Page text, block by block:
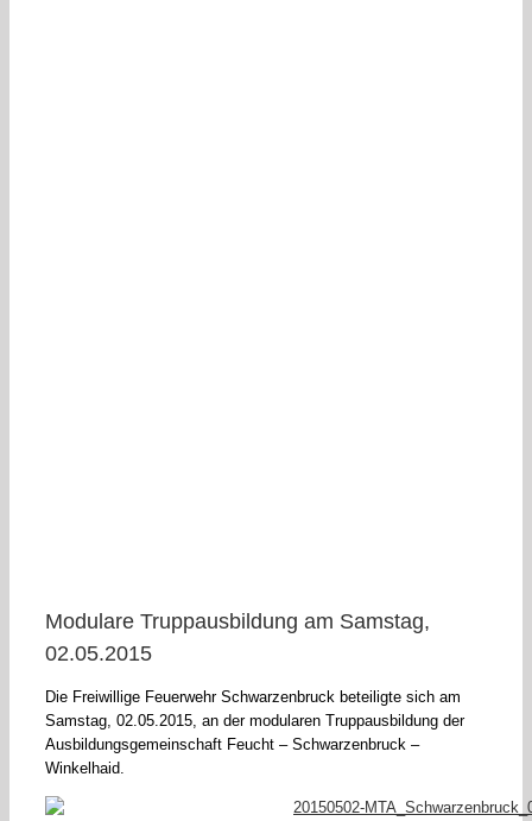
Modulare Truppausbildung am Samstag,
02.05.2015
Die Freiwillige Feuerwehr Schwarzenbruck beteiligte sich am
Samstag, 02.05.2015, an der modularen Truppausbildung der
Ausbildungsgemeinschaft Feucht – Schwarzenbruck –
Winkelhaid.